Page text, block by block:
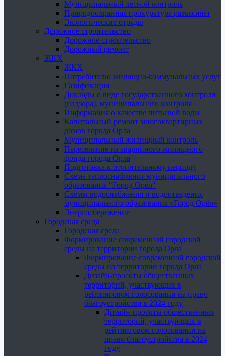
Муниципальный лесной контроль
Природоохранная прокуратура разъясняет
Экологические отряды
Дорожное строительство
Дорожное строительство
Дорожный ремонт
ЖКХ
ЖКХ
Потребителю жилищно-коммунальных услуг
Газификация
Доклады о виде государственного контроля
(надзора), муниципального контроля
Информация о качестве питьевой воды
Капитальный ремонт многоквартирных
домов города Орла
Муниципальный жилищный контроль
Переселение из аварийного жилищного
фонда города Орла
Подготовка к отопительному периоду
Схема теплоснабжения муниципального
образования "Город Орёл"
Схемы водоснабжения и водоотведения
муниципального образования «Город Орёл»
Энергосбережение
Городская среда
Городская среда
Формирование современной городской
среды на территории города Орла
Формирование современной городской
среды на территории города Орла
Дизайн-проекты общественных
территорий, участвующих в
рейтинговом голосовании на право
благоустройства в 2024 году
Дизайн-проекты общественных
территорий, участвующих в
рейтинговом голосовании на
право благоустройства в 2024
году